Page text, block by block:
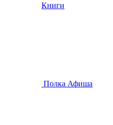
Книги
Полка Афиша